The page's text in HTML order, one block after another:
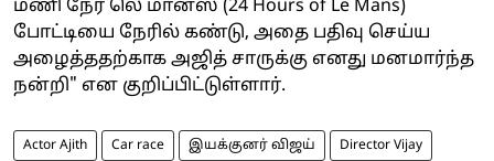
மணி நேர லெ மான்ஸ் (24 Hours of Le Mans)
போட்டியை நேரில் கண்டு, அதை பதிவு செய்ய
அழைத்ததற்காக அஜித் சாருக்கு எனது மனமார்ந்த
நன்றி" என குறிப்பிட்டுள்ளார்.
Actor Ajith Car race இயக்குனர் விஜய் Director Vijay